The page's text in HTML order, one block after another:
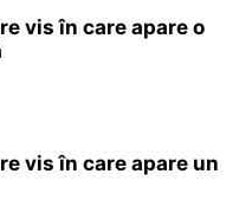
vis în care apare o
vis în care apare un